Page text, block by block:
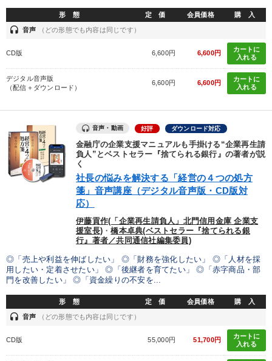
形 態 定 価 会員価格 購 入
headset 音声 （どの形態でも内容は同じです）
CD版 6,600円 6,600円
カートに
入れる
デジタル音声版
（配信＋ダウンロード）
6,600円 6,600円
カートに
入れる
音声・動画 好評 ダウンロード対応
金融庁の企業支援マニュアルも手掛ける“企業再生請
負人”とベストセラー『捨てられる銀行』の著者が説
く
社長の悩みを解決する「経営の４つの処方
箋」音声講座（デジタル音声版・CD版対
応）
伊藤貢作(「企業再生請負人」北門信用金庫 企業支
援室長) ・橋本卓典(ベストセラー『捨てられる銀
行』著者／共同通信社編集委員)
◎「売上や利益を伸ばしたい」 ◎「財務を強化したい」 ◎「人材を採
用したい・定着させたい」 ◎「後継者を育てたい」 ◎「赤字商品・部
門を改善したい」 ◎「資金繰りの不安を...
形 態 定 価 会員価格 購 入
headset 音声 （どの形態でも内容は同じです）
CD版 55,000円 51,700円
カートに
入れる